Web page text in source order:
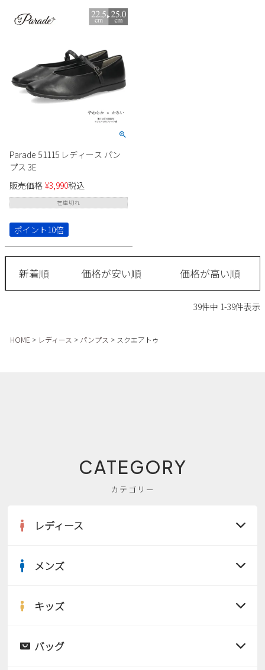
Parade 51115 レディース パン
プス 3E
販売価格 ¥3,990税込
在庫切れ
ポイント10倍
新着順 価格が安い順 価格が高い順
39件中 1-39件表示
HOME レディース パンプス スクエアトゥ
CATEGORY
カテゴリー
レディース
サンダル
メンズ
サンダル
キッズ
バッグ